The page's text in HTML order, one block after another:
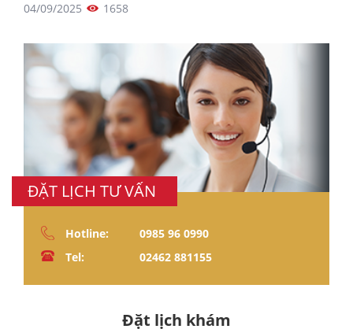
04/09/2025 1658
ĐẶT LỊCH TƯ VẤN
Hotline:
0985 96 0990
Tel:
02462 881155
Đặt lịch khám